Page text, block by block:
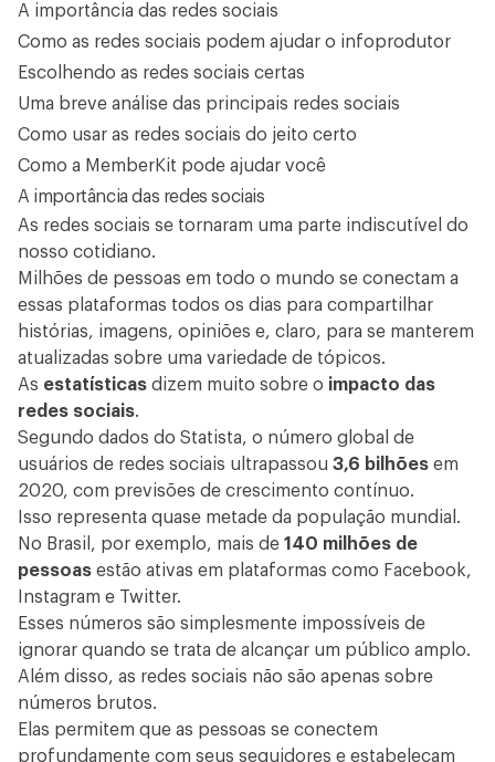
A importância das redes sociais
Como as redes sociais podem ajudar o infoprodutor
Escolhendo as redes sociais certas
Uma breve análise das principais redes sociais
Como usar as redes sociais do jeito certo
Como a MemberKit pode ajudar você
A importância das redes sociais
As redes sociais se tornaram uma parte indiscutível do
nosso cotidiano.
Milhões de pessoas em todo o mundo se conectam a
essas plataformas todos os dias para compartilhar
histórias, imagens, opiniões e, claro, para se manterem
atualizadas sobre uma variedade de tópicos.
As estatísticas dizem muito sobre o impacto das
redes sociais.
Segundo dados do Statista, o número global de
usuários de redes sociais ultrapassou 3,6 bilhões em
2020, com previsões de crescimento contínuo.
Isso representa quase metade da população mundial.
No Brasil, por exemplo, mais de 140 milhões de
pessoas estão ativas em plataformas como Facebook,
Instagram e Twitter.
Esses números são simplesmente impossíveis de
ignorar quando se trata de alcançar um público amplo.
Além disso, as redes sociais não são apenas sobre
números brutos.
Elas permitem que as pessoas se conectem
profundamente com seus seguidores e estabeleçam